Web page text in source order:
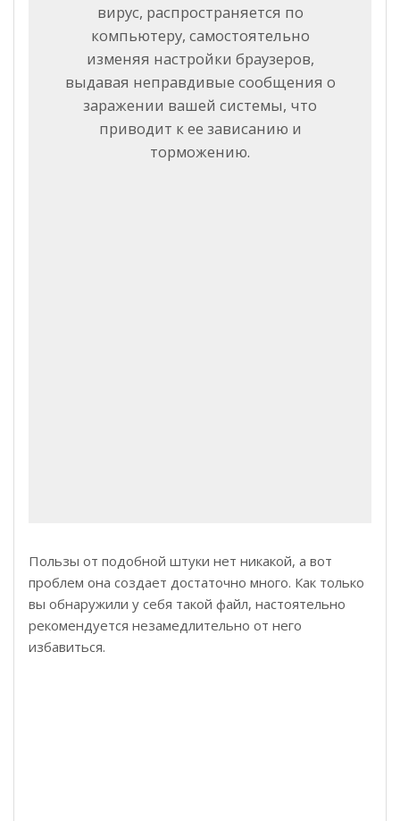
вирус, распространяется по
компьютеру, самостоятельно
изменяя настройки браузеров,
выдавая неправдивые сообщения о
заражении вашей системы, что
приводит к ее зависанию и
торможению.
Пользы от подобной штуки нет никакой, а вот
проблем она создает достаточно много. Как только
вы обнаружили у себя такой файл, настоятельно
рекомендуется незамедлительно от него
избавиться.